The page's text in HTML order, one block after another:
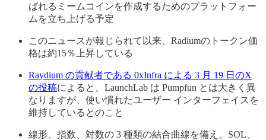
ばれるミームコインを作成するためのプラットフォー
ムを立ち上げる予定
このニュースが報じられて以来、Radiumのトークン価
格は約15％上昇している
Raydium の貢献者である 0xInfra による 3 月 19 日のX
の投稿によると、LaunchLab は Pumpfun とは大きく異
なりますが、使い慣れたユーザー インターフェイスを
維持しているとのこと
線形、指数、対数の 3 種類の結合曲線を備え、SOL、